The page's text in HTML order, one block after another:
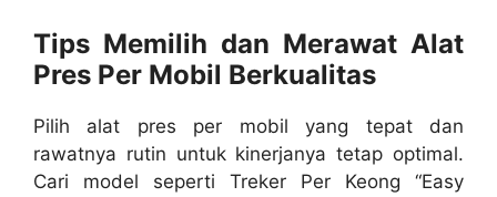
Tips Memilih dan Merawat Alat
Pres Per Mobil Berkualitas
Pilih alat pres per mobil yang tepat dan
rawatnya rutin untuk kinerjanya tetap optimal.
Cari model seperti Treker Per Keong “Easy